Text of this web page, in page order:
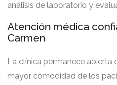
análisis de laboratorio y
Atención médica
Carmen
La clínica permanece abierta
mayor comodidad de los